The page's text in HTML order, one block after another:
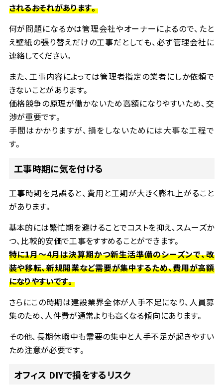
されるおそれがあります。
何が問題になるかは管理会社やオーナーによるので、たと
え壁紙の張り替えだけの工事だとしても、必ず管理会社に
連絡してください。
また、工事内容によっては管理者指定の業者にしか依頼で
きないことがあります。
価格競争の原理が働かないため高額になりやすいため、交
渉が重要です。
手間はかかりますが、損をしないためには大事な工程で
す。
工事時期に気を付ける
工事時期を見誤ると、費用と工期が大きく膨れ上がること
があります。
基本的には繁忙期を避けることでコストを抑え、スムーズか
つ、比較的安価で工事をすすめることができます。
特に1月～4月は決算期かつ新生活準備のシーズンで、改
装や移転、新規開業など需要が集中するため、費用が高額
になりやすいです。
さらにこの時期は建設業界全体が人手不足になり、人員募
集のため、人件費が通常よりも高くなる傾向にあります。
その他、長期休暇中も需要の集中と人手不足が起きやすい
ため注意が必要です。
オフィス DIYで損をするリスク